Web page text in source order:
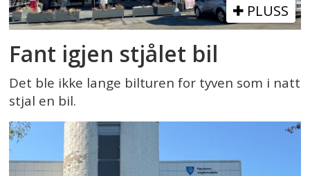
PLUSS
Fant igjen stjålet bil
Det ble ikke lange bilturen for tyven som i natt
stjal en bil.